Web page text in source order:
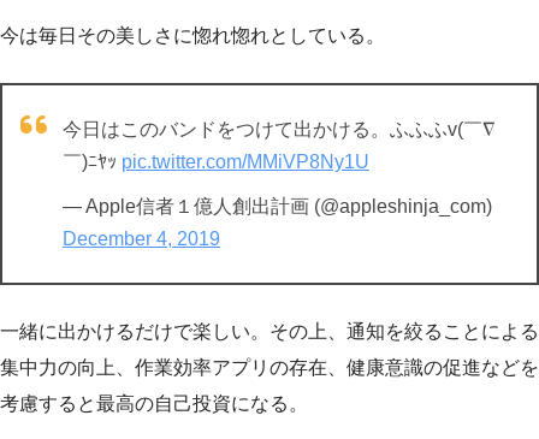
今は毎日その美しさに惚れ惚れとしている。
今日はこのバンドをつけて出かける。ふふふv(￣∇
￣)ﾆﾔｯ pic.twitter.com/MMiVP8Ny1U
— Apple信者１億人創出計画 (@appleshinja_com)
December 4, 2019
一緒に出かけるだけで楽しい。その上、通知を絞ることによる
集中力の向上、作業効率アプリの存在、健康意識の促進などを
考慮すると最高の自己投資になる。